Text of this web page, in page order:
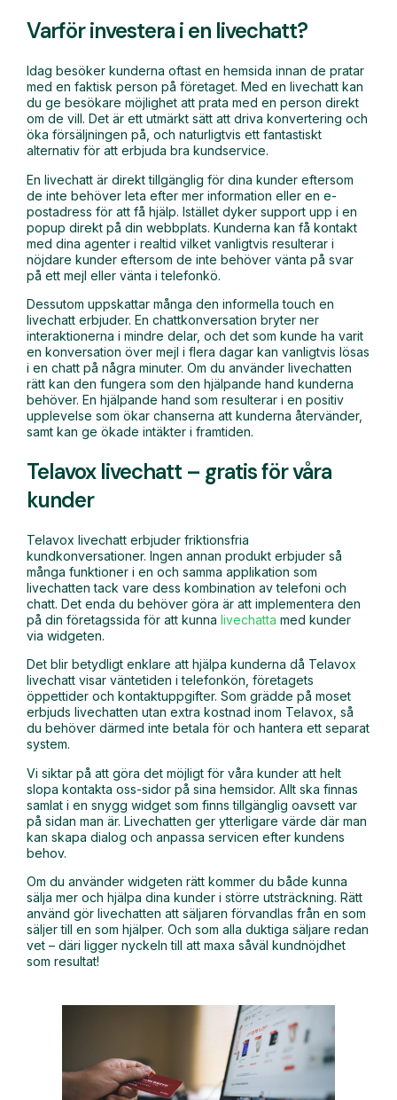
Varför investera i en livechatt?
Idag besöker kunderna oftast en hemsida innan de pratar
med en faktisk person på företaget. Med en livechatt kan
du ge besökare möjlighet att prata med en person direkt
om de vill. Det är ett utmärkt sätt att driva konvertering och
öka försäljningen på, och naturligtvis ett fantastiskt
alternativ för att erbjuda bra kundservice.
En livechatt är direkt tillgänglig för dina kunder eftersom
de inte behöver leta efter mer information eller en e-
postadress för att få hjälp. Istället dyker support upp i en
popup direkt på din webbplats. Kunderna kan få kontakt
med dina agenter i realtid vilket vanligtvis resulterar i
nöjdare kunder eftersom de inte behöver vänta på svar
på ett mejl eller vänta i telefonkö.
Dessutom uppskattar många den informella touch en
livechatt erbjuder. En chattkonversation bryter ner
interaktionerna i mindre delar, och det som kunde ha varit
en konversation över mejl i flera dagar kan vanligtvis lösas
i en chatt på några minuter. Om du använder livechatten
rätt kan den fungera som den hjälpande hand kunderna
behöver. En hjälpande hand som resulterar i en positiv
upplevelse som ökar chanserna att kunderna återvänder,
samt kan ge ökade intäkter i framtiden.
Telavox livechatt – gratis för våra
kunder
Telavox livechatt erbjuder friktionsfria
kundkonversationer. Ingen annan produkt erbjuder så
många funktioner i en och samma applikation som
livechatten tack vare dess kombination av telefoni och
chatt. Det enda du behöver göra är att implementera den
på din företagssida för att kunna livechatta med kunder
via widgeten.
Det blir betydligt enklare att hjälpa kunderna då Telavox
livechatt visar väntetiden i telefonkön, företagets
öppettider och kontaktuppgifter. Som grädde på moset
erbjuds livechatten utan extra kostnad inom Telavox, så
du behöver därmed inte betala för och hantera ett separat
system.
Vi siktar på att göra det möjligt för våra kunder att helt
slopa kontakta oss-sidor på sina hemsidor. Allt ska finnas
samlat i en snygg widget som finns tillgänglig oavsett var
på sidan man är. Livechatten ger ytterligare värde där man
kan skapa dialog och anpassa servicen efter kundens
behov.
Om du använder widgeten rätt kommer du både kunna
sälja mer och hjälpa dina kunder i större utsträckning. Rätt
använd gör livechatten att säljaren förvandlas från en som
säljer till en som hjälper. Och som alla duktiga säljare redan
vet – däri ligger nyckeln till att maxa såväl kundnöjdhet
som resultat!